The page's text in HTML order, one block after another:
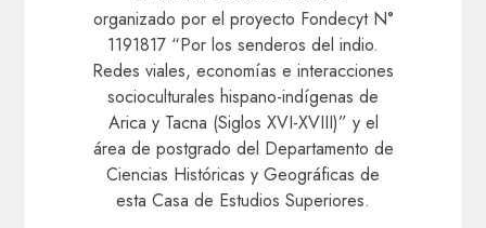
organizado por el proyecto Fondecyt N°
1191817 “Por los senderos del indio.
Redes viales, economías e interacciones
socioculturales hispano-indígenas de
Arica y Tacna (Siglos XVI-XVIII)” y el
área de postgrado del Departamento de
Ciencias Históricas y Geográficas de
esta Casa de Estudios Superiores.